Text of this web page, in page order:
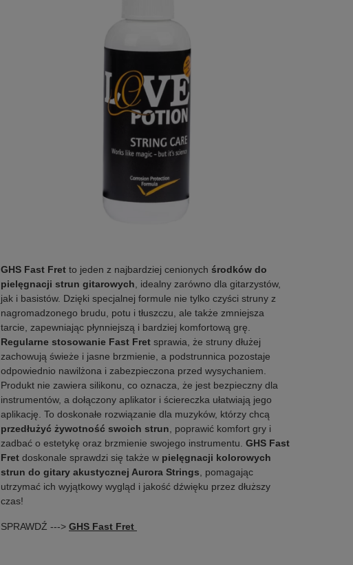
GHS Fast Fret to jeden z najbardziej cenionych środków do
pielęgnacji strun gitarowych , idealny zarówno dla gitarzystów,
jak i basistów. Dzięki specjalnej formule nie tylko czyści struny z
nagromadzonego brudu, potu i tłuszczu, ale także zmniejsza
tarcie, zapewniając płynniejszą i bardziej komfortową grę.
Regularne stosowanie Fast Fret sprawia, że struny dłużej
zachowują świeże i jasne brzmienie, a podstrunnica pozostaje
odpowiednio nawilżona i zabezpieczona przed wysychaniem.
Produkt nie zawiera silikonu, co oznacza, że jest bezpieczny dla
instrumentów, a dołączony aplikator i ściereczka ułatwiają jego
aplikację. To doskonałe rozwiązanie dla muzyków, którzy chcą
przedłużyć żywotność swoich strun , poprawić komfort gry i
zadbać o estetykę oraz brzmienie swojego instrumentu. GHS Fast
Fret doskonale sprawdzi się także w pielęgnacji kolorowych
strun do gitary akustycznej Aurora Strings , pomagając
utrzymać ich wyjątkowy wygląd i jakość dźwięku przez dłuższy
czas!
SPRAWDŹ ---> GHS Fast Fret